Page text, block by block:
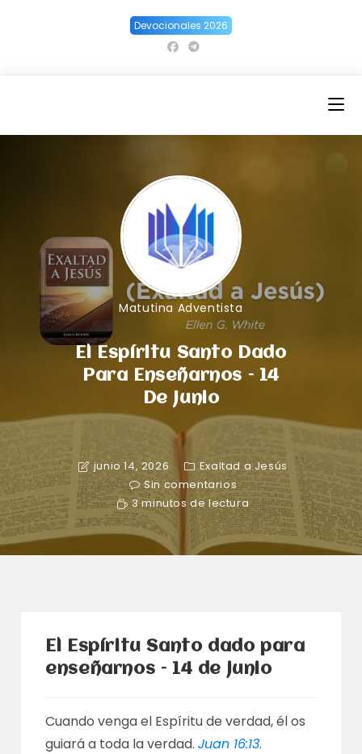
Devocionales 2026
Matutina Adventista
El Espíritu Santo Dado
Para Enseñarnos – 14
De Junio
junio 14, 2026
Exaltad a Jesús
Sin comentarios
3 minutos de lectura
El Espíritu Santo dado para
enseñarnos – 14 de junio
Cuando venga el Espíritu de verdad, él os
guiará a toda la verdad.Juan 16:13.